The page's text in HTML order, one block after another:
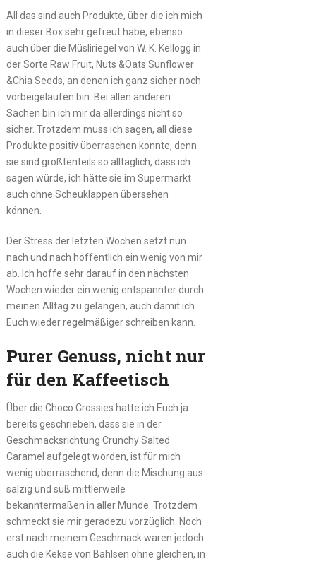
All das sind auch Produkte, über die ich mich
in dieser Box sehr gefreut habe, ebenso
auch über die Müsliriegel von W. K. Kellogg in
der Sorte Raw Fruit, Nuts &Oats Sunflower
&Chia Seeds, an denen ich ganz sicher noch
vorbeigelaufen bin. Bei allen anderen
Sachen bin ich mir da allerdings nicht so
sicher. Trotzdem muss ich sagen, all diese
Produkte positiv überraschen konnte, denn
sie sind größtenteils so alltäglich, dass ich
sagen würde, ich hätte sie im Supermarkt
auch ohne Scheuklappen übersehen
können.
Der Stress der letzten Wochen setzt nun
nach und nach hoffentlich ein wenig von mir
ab. Ich hoffe sehr darauf in den nächsten
Wochen wieder ein wenig entspannter durch
meinen Alltag zu gelangen, auch damit ich
Euch wieder regelmäßiger schreiben kann.
Purer Genuss, nicht nur
für den Kaffeetisch
Über die Choco Crossies hatte ich Euch ja
bereits geschrieben, dass sie in der
Geschmacksrichtung Crunchy Salted
Caramel aufgelegt worden, ist für mich
wenig überraschend, denn die Mischung aus
salzig und süß mittlerweile
bekanntermaßen in aller Munde. Trotzdem
schmeckt sie mir geradezu vorzüglich. Noch
erst nach meinem Geschmack waren jedoch
auch die Kekse von Bahlsen ohne gleichen, in